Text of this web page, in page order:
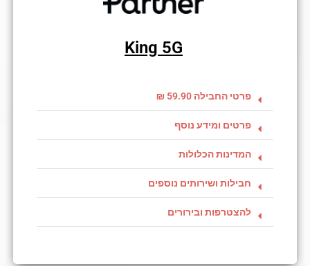
King 5G
פרטי החבילה 59.90 ₪
פרטים ומידע נוסף
המדינות הכלולות
חבילות ושירותים נוספים
להצטרפות ובירורים